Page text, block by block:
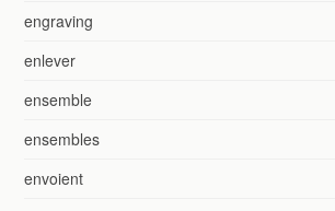
engraving
enlever
ensemble
ensembles
envoient